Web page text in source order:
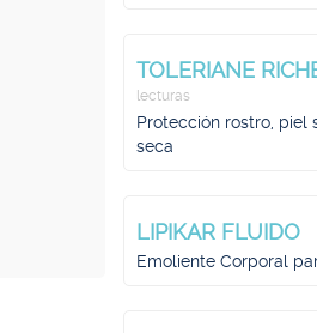
TOLERIANE
lecturas
Protección rostro, piel
seca
LIPIKAR FLUIDO
Emoliente Corporal